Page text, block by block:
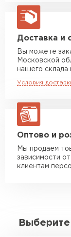
Машина до 20
макс. длина
Манипулятор
Манипулятор
макс. длина
макс. длина
Доставка и
Вы можете
Московской
нашего склада
Условия
Оптово и
Мы продаем
зависимости
клиентам